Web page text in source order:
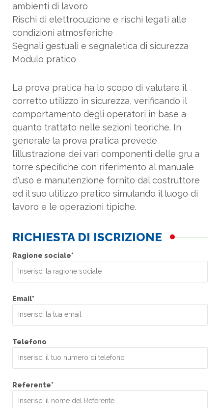
ambienti di lavoro
Rischi di elettrocuzione e rischi legati alle
condizioni atmosferiche
Segnali gestuali e segnaletica di sicurezza
Modulo pratico
La prova pratica ha lo scopo di valutare il
corretto utilizzo in sicurezza, verificando il
comportamento degli operatori in base a
quanto trattato nelle sezioni teoriche. In
generale la prova pratica prevede
l’illustrazione dei vari componenti delle gru a
torre specifiche con riferimento al manuale
d'uso e manutenzione fornito dal costruttore
ed il suo utilizzo pratico simulando il luogo di
lavoro e le operazioni tipiche.
RICHIESTA DI ISCRIZIONE
Ragione sociale*
Email*
Telefono
Referente*